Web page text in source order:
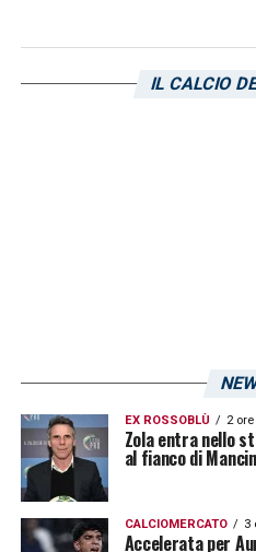
fissata al mattino.
IL CALCIO
EX ROSSOBLÙ 2
Zola entra nello
al fianco di
CALCIOMERCATO 3
Accelerata per